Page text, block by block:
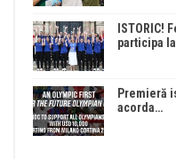
ISTORIC!
participa
Premieră
acorda…